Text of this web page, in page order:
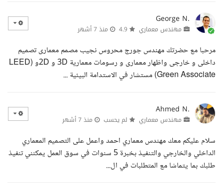
George N.
مهندس معماري منذ 7 أشهر
مرحبا مع حضرتك مهندس جورج محروس نجيب مصمم معمارى تصميم
داخلى و خارجى واظهار معمارى و رسومات معمارية 3D و 2Dو (LEED
Green Associate) مستشار في الاستدامة البيئية ...
Ahmed N.
مهندس معماري لم يحسب منذ 7 أشهر
سلام عليكم معك مهندس معماري احمد واعمل على التصميم المعماري
الداخلي والخارجي والتنفيذ بخبرة 5 سنوات في سوق العمل يمكنني تنفيذ
طلبك بما يتماشا مع المتطلبات في ال...